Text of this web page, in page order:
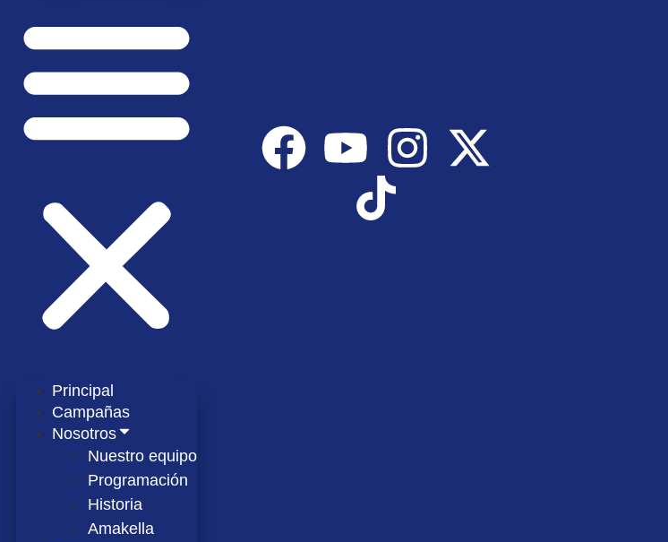
Principal
Campañas
Nosotros
Nuestro equipo
Programación
Historia
Amakella